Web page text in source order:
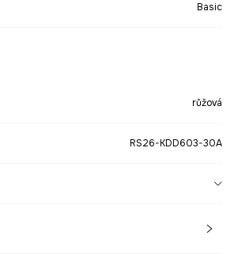
Basic
růžová
RS26-KDD603-30A